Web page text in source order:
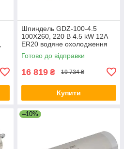
Шпиндель GDZ-100-4.5
100X260, 220 В 4.5 kW 12А
ER20 водяне охолодження
Готово до відправки
16 819 ₴ 19 734 ₴
Купити
–10%